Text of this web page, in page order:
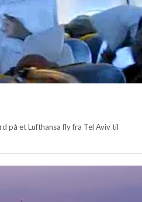
på et Lufthansa fly fra Tel Aviv til